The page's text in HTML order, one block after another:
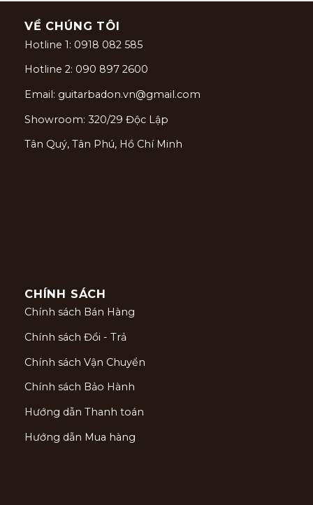
VỀ CHÚNG TÔI
Hotline 1: 0918 082 585
Hotline 2: 090 897 2600
Email: guitarbadon.vn@gmail.com
Showroom: 320/29 Độc Lập
Tân Quý, Tân Phú, Hồ Chí Minh
CHÍNH SÁCH
Chính sách Bán Hàng
Chính sách Đổi - Trả
Chính sách Vận Chuyển
Chính sách Bảo Hành
Hướng dẫn Thanh toán
Hướng dẫn Mua hàng